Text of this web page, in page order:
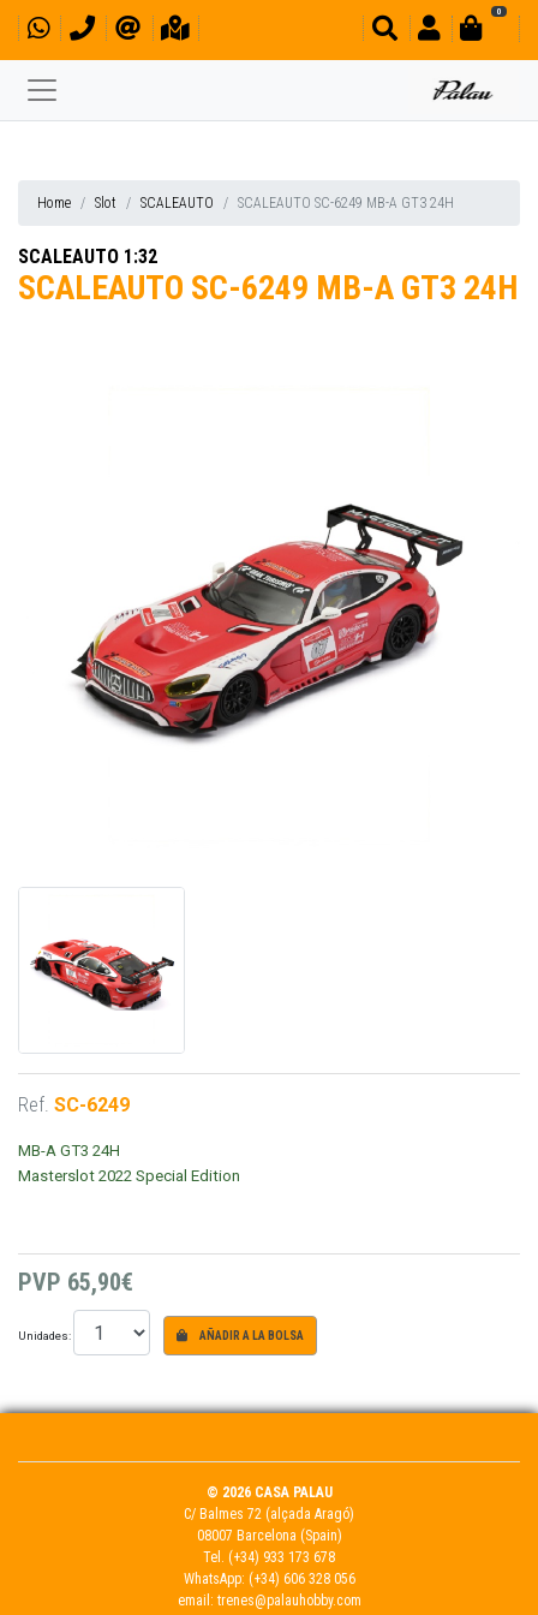
0
Home Slot SCALEAUTO SCALEAUTO SC-6249 MB-A GT3 24H
SCALEAUTO 1:32
SCALEAUTO SC-6249 MB-A GT3 24H
Ref. SC-6249
MB-A GT3 24H
Masterslot 2022 Special Edition
PVP 65,90€
Unidades: AÑADIR A LA BOLSA
© 2026 CASA PALAU
C/ Balmes 72 (alçada Aragó)
08007 Barcelona (Spain)
Tel. (+34) 933 173 678
WhatsApp: (+34) 606 328 056
email: trenes@palauhobby.com